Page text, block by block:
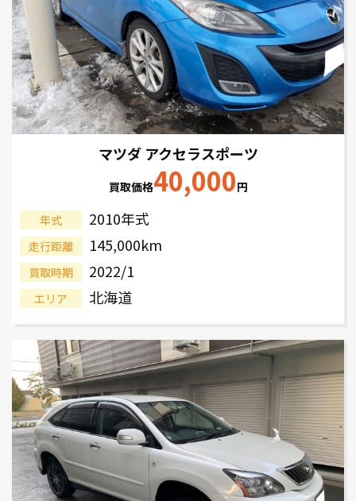
マツダ アクセラスポーツ
買取価格40,000円
年式 2010年式
走行距離 145,000km
買取時期 2022/1
エリア 北海道